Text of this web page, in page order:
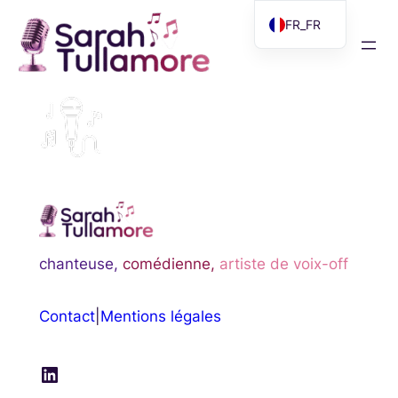
Aller
au
contenu
chanteuse, comédienne, artiste de voix-off
Contact| Mentions légales
LinkedIn
FR_FR